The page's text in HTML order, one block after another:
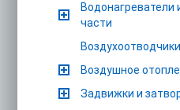
Водонагреватели
части
Воздухоотводчики
Воздушное
Задвижки и